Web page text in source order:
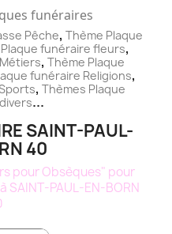
funéraires
Pêche, Thème Plaque
Plaque funéraire fleurs,
Métiers, Thème Plaque
funéraire Religions,
, Thèmes Plaque
divers...
SAINT-PAUL-
40
pour Obsèques" pour
PAUL-EN-BORN